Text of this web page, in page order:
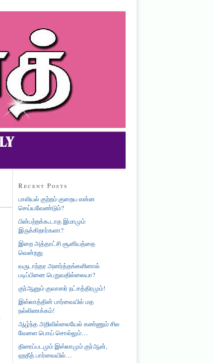
Recent Posts
பாலியல் குற்றம் குறைய என்ன
செய்யவேண்டும்?
பின்பற்றக்கூடாத இமாமும்
இருக்கிறார்களா?
இறை அத்தாட்சி சூனியத்தை
வென்றது
வருடாந்தர அனர்த்தங்களினால்
படிப்பினை பெறுவதில்லையா?
குர்ஆனும் குவாஸர் நட்சத்திரமும்!
இஸ்லாத்தின் பார்வையில் மத
நல்லிணக்கம்!
ஆழ்ந்த அறிவில்லையேல் கண்ணும் சில
வேளை பொய் சொல்லும்…
திரைப்படமும் இஸ்லாமும் குர்ஆன்,
ஹதீத் பார்வையில்…